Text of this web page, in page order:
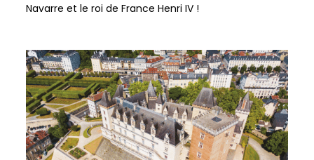
Navarre et le roi de France Henri IV !